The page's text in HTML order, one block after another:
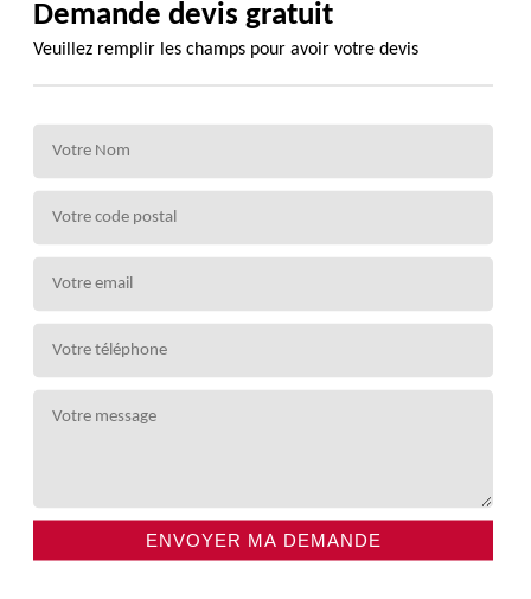
Demande devis gratuit
Veuillez remplir les champs pour avoir votre devis